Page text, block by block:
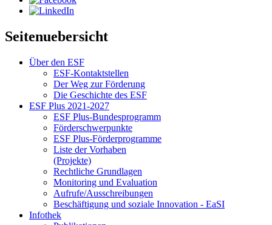
Seitenuebersicht
Über den ESF
ESF-Kon­takt­stel­len
Der Weg zur För­de­rung
Die Ge­schich­te des ESF
ESF Plus 2021-2027
ESF Plus-Bun­des­pro­gramm
För­der­schwer­punk­te
ESF Plus-För­der­pro­gram­me
Lis­te der Vor­ha­ben
(Pro­jek­te)
Recht­li­che Grund­la­gen
Mo­ni­to­ring und Eva­lua­ti­on
Auf­ru­fe/Aus­schrei­bun­gen
Be­schäf­ti­gung und so­zia­le In­no­va­ti­on - Ea­SI
In­fo­thek